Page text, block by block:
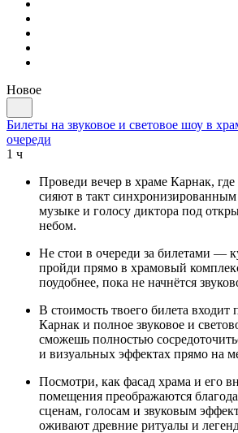
Новое
Билеты на звуковое и световое шоу в
очереди
1 ч
Проведи вечер в храме Карнак,
сияют в такт
музыке и голосу диктора под
небом.
Не стои в очереди за билетами —
пройди прямо в храмовый
поудобнее, пока не начнётся
В стоимость твоего билета входит
Карнак и полное звуковое и
сможешь полностью
и визуальных эффектах прямо на
Посмотри, как фасад храма и его
помещения преображаются
сценам, голосам и звуковым
оживают древние ритуалы и